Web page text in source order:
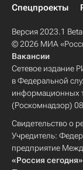
Спецпроекты
Версия 2023.1 Beta
© 2026 МИА
Вакансии
Сетевое издание
в Федеральной
информационных
(Роскомнадзор)
Свидетельство о
Учредитель:
предприятие
«Россия сегодня»